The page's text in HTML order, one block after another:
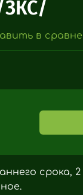
ЗКС/
в
срока,